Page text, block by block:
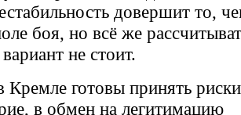
довершит то,
боя, но всё же
не стоит.
готовы принять
в обмен на легитимацию